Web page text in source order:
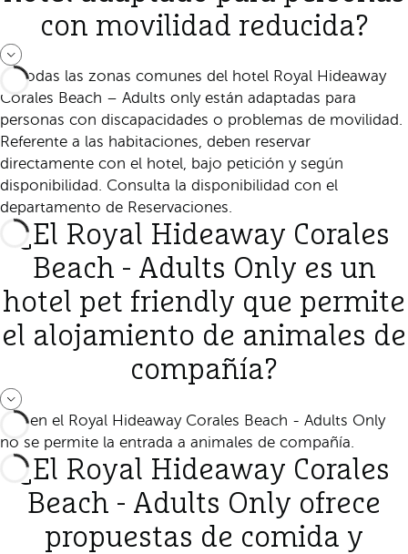
con movilidad reducida?
Sí, todas las zonas comunes del hotel Royal Hideaway
Corales Beach – Adults only están adaptadas para
personas con discapacidades o problemas de movilidad.
Referente a las habitaciones, deben reservar
directamente con el hotel, bajo petición y según
disponibilidad. Consulta la disponibilidad con el
departamento de Reservaciones.
¿El Royal Hideaway Corales
Beach - Adults Only es un
hotel pet friendly que permite
el alojamiento de animales de
compañía?
No, en el Royal Hideaway Corales Beach - Adults Only
no se permite la entrada a animales de compañía.
¿El Royal Hideaway Corales
Beach - Adults Only ofrece
propuestas de comida y